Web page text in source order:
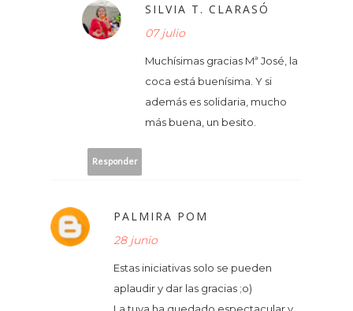
SILVIA T. CLARASÓ
07 julio
Muchísimas gracias Mª José, la
coca está buenísima. Y si
además es solidaria, mucho
más buena, un besito.
Responder
PALMIRA POM
28 junio
Estas iniciativas solo se pueden
aplaudir y dar las gracias ;o)